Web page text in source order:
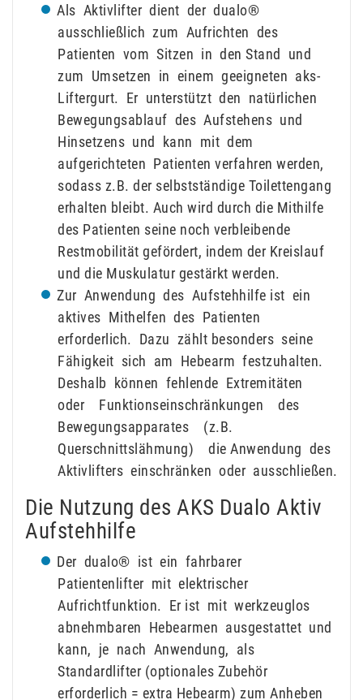
Als Aktivlifter dient der dualo®
ausschließlich zum Aufrichten des
Patienten vom Sitzen in den Stand und
zum Umsetzen in einem geeigneten aks-
Liftergurt. Er unterstützt den natürlichen
Bewegungsablauf des Aufstehens und
Hinsetzens und kann mit dem
aufgerichteten Patienten verfahren werden,
sodass z.B. der selbstständige Toilettengang
erhalten bleibt. Auch wird durch die Mithilfe
des Patienten seine noch verbleibende
Restmobilität gefördert, indem der Kreislauf
und die Muskulatur gestärkt werden.
Zur Anwendung des Aufstehhilfe ist ein
aktives Mithelfen des Patienten
erforderlich. Dazu zählt besonders seine
Fähigkeit sich am Hebearm festzuhalten.
Deshalb können fehlende Extremitäten
oder Funktionseinschränkungen des
Bewegungsapparates (z.B.
Querschnittslähmung) die Anwendung des
Aktivlifters einschränken oder ausschließen.
Die Nutzung des AKS Dualo Aktiv
Aufstehhilfe
Der dualo® ist ein fahrbarer
Patientenlifter mit elektrischer
Aufrichtfunktion. Er ist mit werkzeuglos
abnehmbaren Hebearmen ausgestattet und
kann, je nach Anwendung, als
Standardlifter (optionales Zubehör
erforderlich = extra Hebearm) zum Anheben